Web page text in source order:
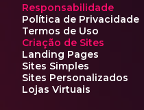
Responsabilidade
Política de Privacidade
Termos de Uso
Criação de Sites
Landing Pages
Sites Simples
Sites Personalizados
Lojas Virtuais